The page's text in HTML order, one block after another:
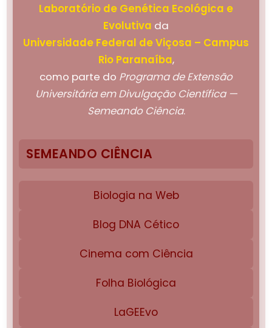
Laboratório de Genética Ecológica e
Evolutiva da
Universidade Federal de Viçosa – Campus
Rio Paranaíba,
como parte do Programa de Extensão
Universitária em Divulgação Científica —
Semeando Ciência.
SEMEANDO CIÊNCIA
Biologia na Web
Blog DNA Cético
Cinema com Ciência
Folha Biológica
LaGEEvo